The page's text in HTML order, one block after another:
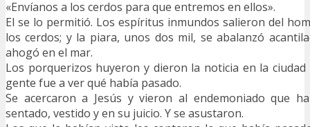
«Envíanos a los cerdos para que entremos en ellos».
El se lo permitió. Los espíritus inmundos salieron del
los cerdos; y la piara, unos dos mil, se abalanzó
ahogó en el mar.
Los porquerizos huyeron y dieron la noticia en la ciudad
gente fue a ver qué había pasado.
Se acercaron a Jesús y vieron al endemoniado que
sentado, vestido y en su juicio. Y se asustaron.